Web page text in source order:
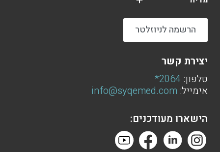
הרשמה לניוזלטר
יצירת קשר
טלפון: 2064*
אימייל: info@syqemed.com
הישארו מעודכנים: